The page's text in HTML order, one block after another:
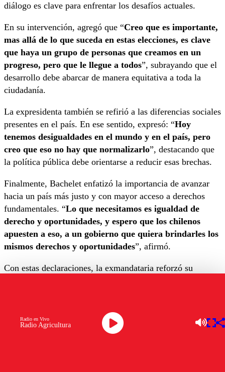
diálogo es clave para enfrentar los desafíos actuales.
En su intervención, agregó que “Creo que es importante,
mas allá de lo que suceda en estas elecciones, es clave
que haya un grupo de personas que creamos en un
progreso, pero que le llegue a todos”, subrayando que el
desarrollo debe abarcar de manera equitativa a toda la
ciudadanía.
La expresidenta también se refirió a las diferencias sociales
presentes en el país. En ese sentido, expresó: “Hoy
tenemos desigualdades en el mundo y en el país, pero
creo que eso no hay que normalizarlo”, destacando que
la política pública debe orientarse a reducir esas brechas.
Finalmente, Bachelet enfatizó la importancia de avanzar
hacia un país más justo y con mayor acceso a derechos
fundamentales. “Lo que necesitamos es igualdad de
derecho y oportunidades, y espero que los chilenos
apuesten a eso, a un gobierno que quiera brindarles los
mismos derechos y oportunidades”, afirmó.
Con estas declaraciones, la exmandataria reforzó su
OTROS TEMAS A EXPLORAR:
Radio Agricultura
Radio en Vivo